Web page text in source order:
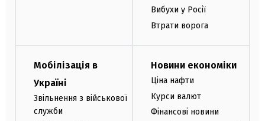
Вибухи у Росії
Втрати ворога
Мобілізація в
Україні
Звільнення з військової
служби
Новини економіки
Ціна нафти
Курси валют
Фінансові новини